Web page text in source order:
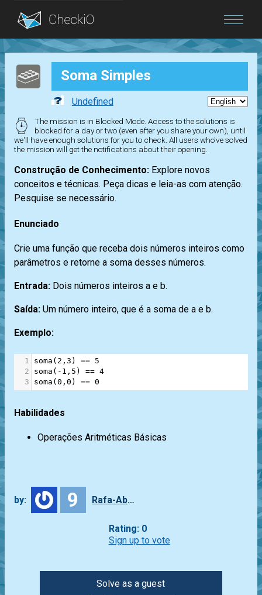
Blog
Login Soma Simples
Undefined
The mission is in Blocked Mode. Access to the solutions is
blocked for a day or two (even after you share your own), until
we'll have enough solutions for you to check. All users who've solved
the mission will get the notifications about their opening.
Construção de Conhecimento: Explore novos
conceitos e técnicas. Peça dicas e leia-as com atenção.
Pesquise se necessário.
Enunciado
Crie uma função que receba dois números inteiros como
parâmetros e retorne a soma desses números.
Entrada: Dois números inteiros a e b.
Saída: Um número inteiro, que é a soma de a e b.
Exemplo:
1 soma ( 2 , 3 ) == 5
2
soma ( - 1 , 5 ) == 4
3
soma ( 0 , 0 ) == 0
Habilidades
Operações Aritméticas Básicas
by: 9 Rafa-Abbade
Rating: 0
Sign up to vote
Solve as a guest